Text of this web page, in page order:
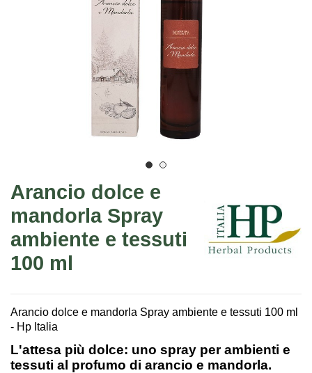
Arancio dolce e
mandorla Spray
ambiente e tessuti
100 ml
Arancio dolce e mandorla Spray ambiente e tessuti 100 ml
- Hp Italia
L'attesa più dolce: uno spray per ambienti e
tessuti al profumo di arancio e mandorla.